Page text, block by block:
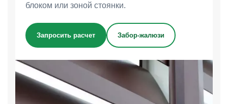
блоком или зоной стоянки.
Запросить расчет Забор-жалюзи